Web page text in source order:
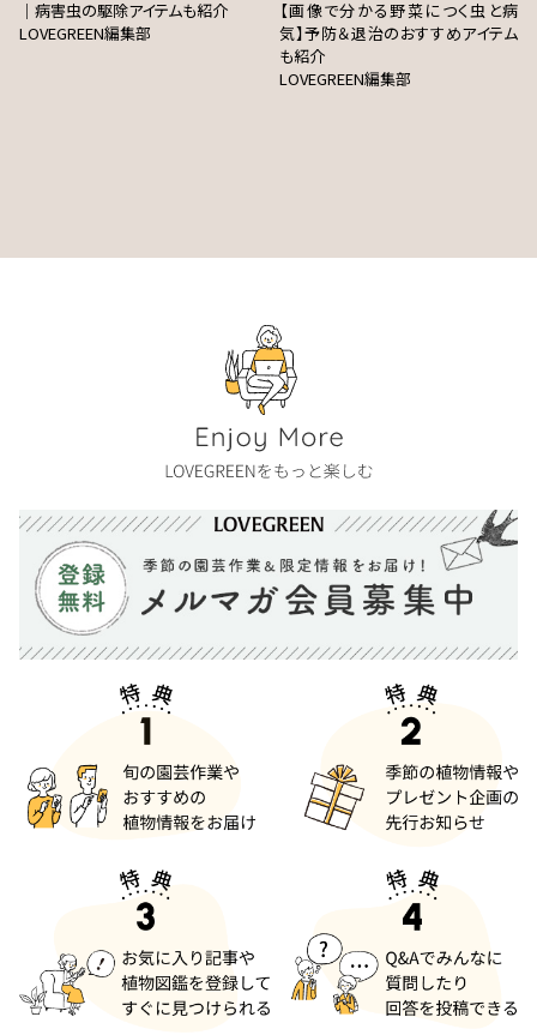
｜病害虫の駆除アイテムも紹介
LOVEGREEN編集部
【画像で分かる野菜につく虫と病
気】予防＆退治のおすすめアイテム
も紹介
LOVEGREEN編集部